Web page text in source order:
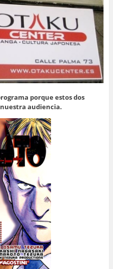
porque estos dos
audiencia.